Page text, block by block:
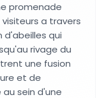
promenade
a travers
d'abeilles qui
rivage du
une fusion
et de
sein d'une